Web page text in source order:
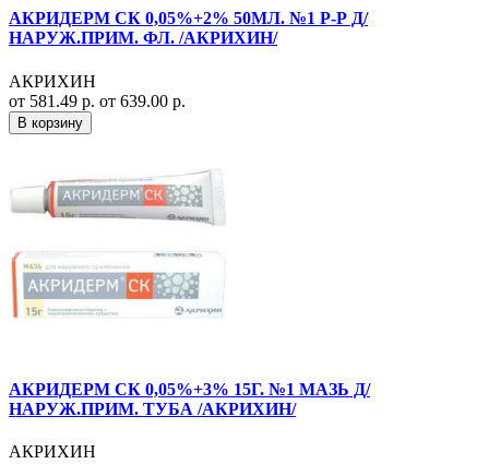
АКРИДЕРМ СК 0,05%+2% 50МЛ. №1 Р-Р Д/
НАРУЖ.ПРИМ. ФЛ. /АКРИХИН/
АКРИХИН
от 581.49 р. от 639.00 р.
В корзину
АКРИДЕРМ СК 0,05%+3% 15Г. №1 МАЗЬ Д/
НАРУЖ.ПРИМ. ТУБА /АКРИХИН/
АКРИХИН